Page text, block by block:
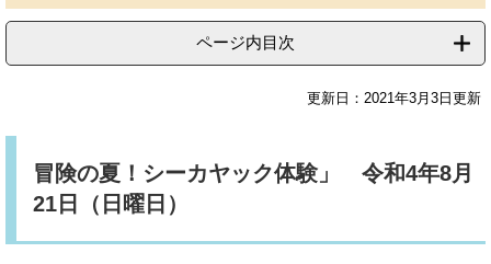
へ
ページ内目次
更新日：2021年3月3日更新
冒険の夏！シーカヤック体験」 令和4年8月
21日（日曜日）